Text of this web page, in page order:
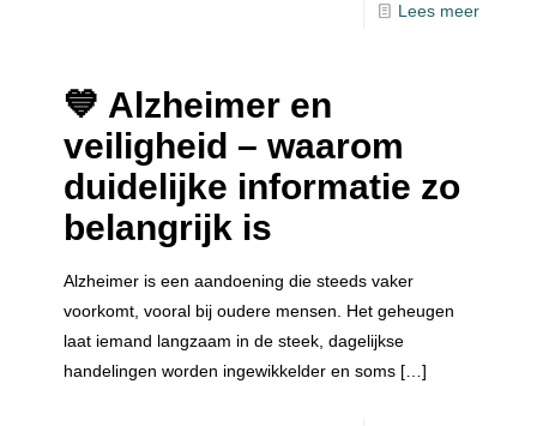
Lees meer
💙 Alzheimer en
veiligheid – waarom
duidelijke informatie zo
belangrijk is
Alzheimer is een aandoening die steeds vaker
voorkomt, vooral bij oudere mensen. Het geheugen
laat iemand langzaam in de steek, dagelijkse
handelingen worden ingewikkelder en soms […]